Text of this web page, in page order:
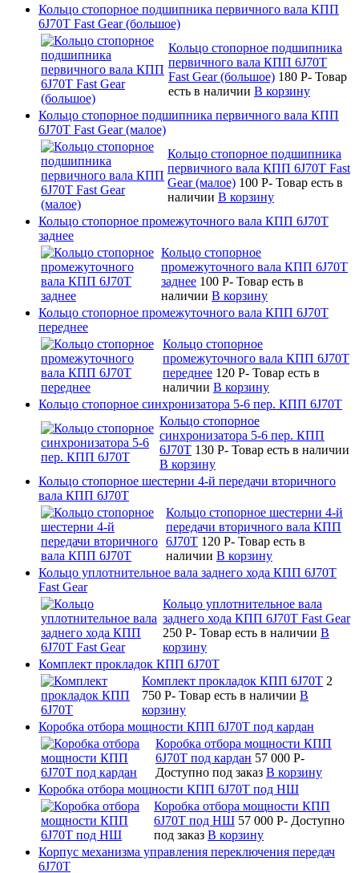
Кольцо стопорное подшипника первичного вала КПП
6J70T Fast Gear (большое)
Кольцо стопорное подшипника
первичного вала КПП 6J70T
Fast Gear (большое) 180 P- Товар
есть в наличии В корзину
Кольцо стопорное подшипника первичного вала КПП
6J70T Fast Gear (малое)
Кольцо стопорное подшипника
первичного вала КПП 6J70T Fast
Gear (малое) 100 P- Товар есть в
наличии В корзину
Кольцо стопорное промежуточного вала КПП 6J70T
заднее
Кольцо стопорное
промежуточного вала КПП 6J70T
заднее 100 P- Товар есть в
наличии В корзину
Кольцо стопорное промежуточного вала КПП 6J70T
переднее
Кольцо стопорное
промежуточного вала КПП 6J70T
переднее 120 P- Товар есть в
наличии В корзину
Кольцо стопорное синхронизатора 5-6 пер. КПП 6J70T
Кольцо стопорное
синхронизатора 5-6 пер. КПП
6J70T 130 P- Товар есть в наличии
В корзину
Кольцо стопорное шестерни 4-й передачи вторичного
вала КПП 6J70T
Кольцо стопорное шестерни 4-й
передачи вторичного вала КПП
6J70T 120 P- Товар есть в
наличии В корзину
Кольцо уплотнительное вала заднего хода КПП 6J70T
Fast Gear
Кольцо уплотнительное вала
заднего хода КПП 6J70T Fast Gear
250 P- Товар есть в наличии В
корзину
Комплект прокладок КПП 6J70T
Комплект прокладок КПП 6J70T 2
750 P- Товар есть в наличии В
корзину
Коробка отбора мощности КПП 6J70T под кардан
Коробка отбора мощности КПП
6J70T под кардан 57 000 P-
Доступно под заказ В корзину
Коробка отбора мощности КПП 6J70T под НШ
Коробка отбора мощности КПП
6J70T под НШ 57 000 P- Доступно
под заказ В корзину
Корпус механизма управления переключения передач
6J70T